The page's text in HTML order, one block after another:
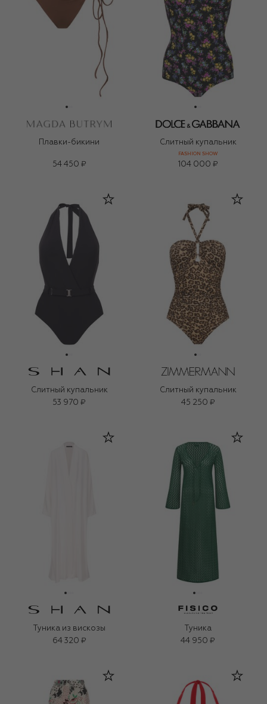
Плавки-бикини
54 450 ₽
Слитный купальник
FASHION SHOW
104 000 ₽
Слитный купальник
53 970 ₽
Слитный купальник
45 250 ₽
Туника из вискозы
64 320 ₽
Туника
44 950 ₽